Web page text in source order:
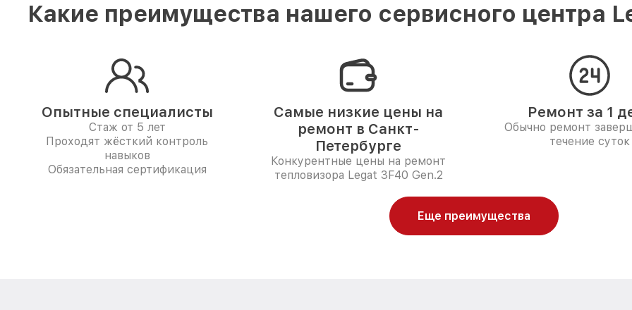
Какие преимущества нашего сервисного центра
Опытные специалисты
Стаж от 5 лет
Проходят жёсткий контроль
навыков
Обязательная сертификация
Самые низкие цены на
ремонт в Санкт-
Петербурге
Конкурентные цены на ремонт
тепловизора Legat 3F40 Gen.2
Ремонт за 1
Обычно ремонт
течение суток
Еще преимущества